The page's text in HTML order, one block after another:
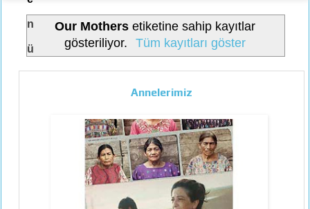
n
ü
Our Mothers etiketine sahip kayıtlar
gösteriliyor.
Tüm kayıtları göster
Annelerimiz